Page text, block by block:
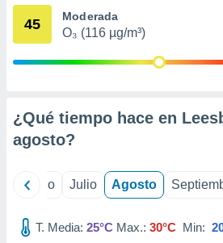
e
publicidad
1199
45 Moderada
O₃ (116 µg/m³)
¿Qué tiempo hace en
agosto?
Junio Julio Agosto
T. Media: 25°C Max.: 30°C Min: